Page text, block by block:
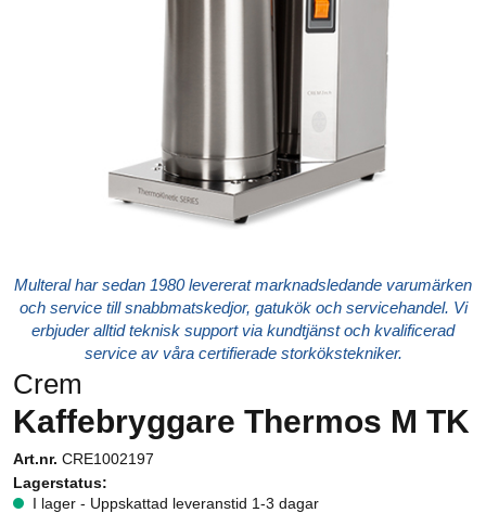
Multeral har sedan 1980 levererat marknadsledande varumärken
och service till snabbmatskedjor, gatukök och servicehandel. Vi
erbjuder alltid teknisk support via kundtjänst och kvalificerad
service av våra certifierade storkökstekniker.
Crem
Kaffebryggare Thermos M TK
Art.nr. CRE1002197
Lagerstatus:
I lager - Uppskattad leveranstid 1-3 dagar